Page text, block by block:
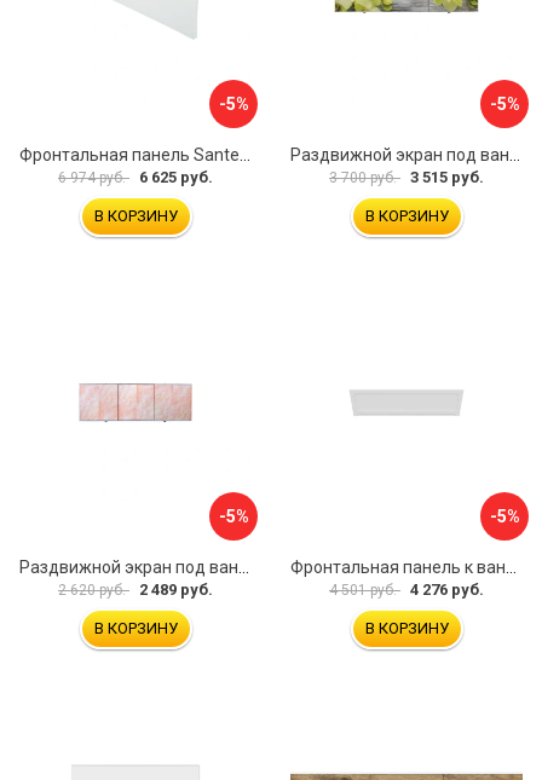
-5%
6 974 руб. 6 625 руб.
В КОРЗИНУ
-5%
3 700 руб. 3 515 руб.
В КОРЗИНУ
-5%
2 620 руб. 2 489 руб.
В КОРЗИНУ
-5%
4 501 руб. 4 276 руб.
В КОРЗИНУ